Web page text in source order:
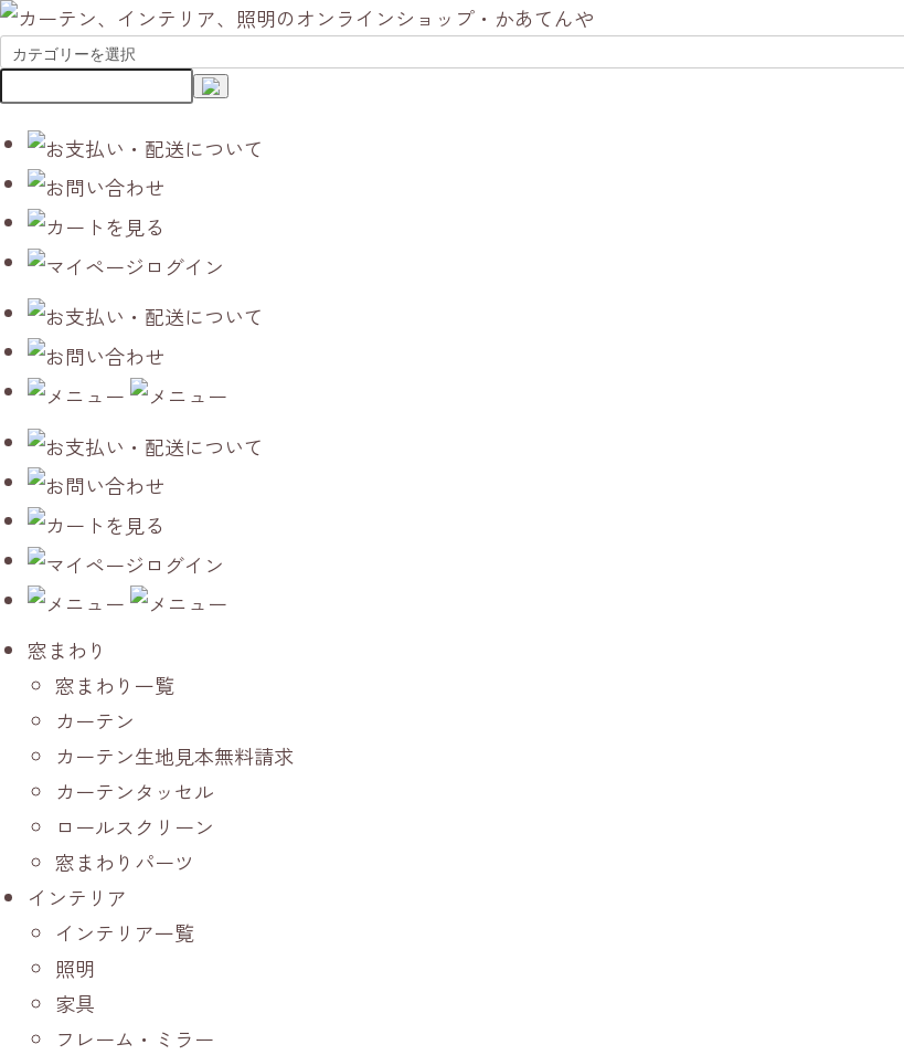
窓まわり
窓まわり一覧
カーテン
カーテン生地見本無料請求
カーテンタッセル
ロールスクリーン
窓まわりパーツ
インテリア
インテリア一覧
照明
家具
フレーム・ミラー